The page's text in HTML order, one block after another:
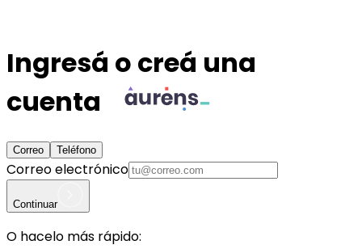
Ingresá o creá una
cuenta
Correo Teléfono
Correo electrónico
Continuar
O hacelo más rápido: